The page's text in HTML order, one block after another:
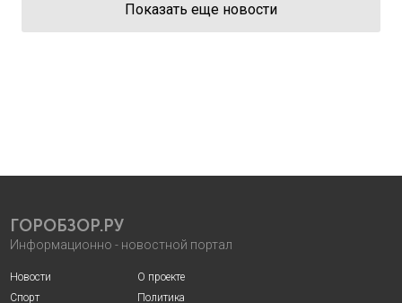
Показать еще новости
ГОРОБЗОР.РУ
Информационно - новостной портал
Новости
Спорт
О проекте
Политика